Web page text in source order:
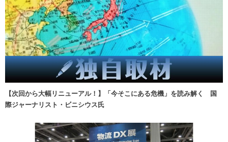
【次回から大幅リニューアル！】「今そこにある危機」を読み解く 国
際ジャーナリスト・ビニシウス氏